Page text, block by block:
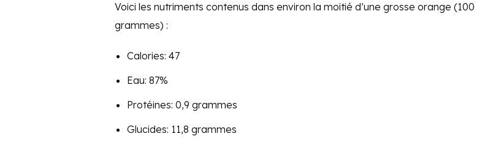
Voici les nutriments contenus dans environ la moitié d’une grosse orange (100
grammes) :
Calories: 47
Eau: 87%
Protéines: 0,9 grammes
Glucides: 11,8 grammes